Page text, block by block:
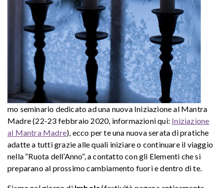
mo seminario dedicato ad una nuova Iniziazione al Mantra
Madre (22-23 febbraio 2020, informazioni qui: Iniziazione
al Mantra Madre), ecco per te una nuova serata di pratiche
adatte a tutti grazie alle quali iniziare o continuare il viaggio
nella “Ruota dell’Anno”, a contatto con gli Elementi che si
preparano al prossimo cambiamento fuori e dentro di te.